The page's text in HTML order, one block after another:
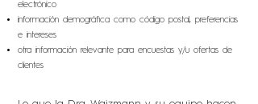
electrónico
información demográfica como código postal, preferencias
e intereses
otra información relevante para encuestas y/u ofertas de
clientes